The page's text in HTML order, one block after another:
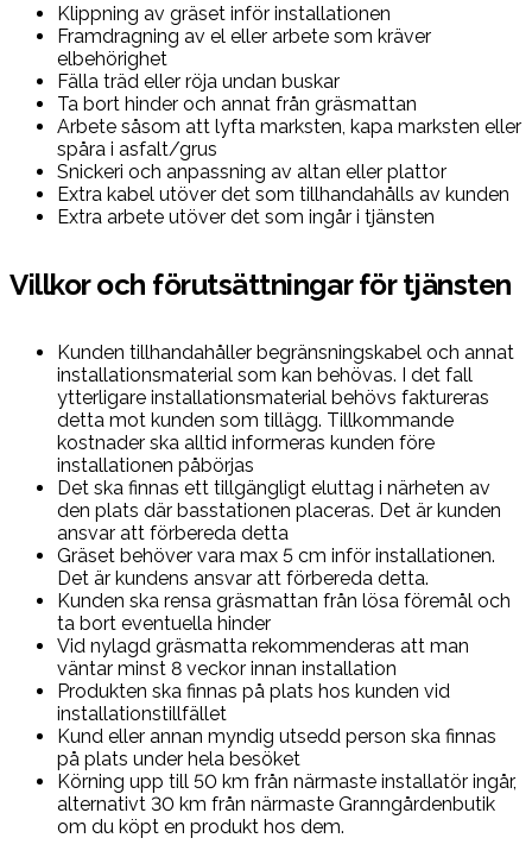
Klippning av gräset inför installationen
Framdragning av el eller arbete som kräver
elbehörighet
Fälla träd eller röja undan buskar
Ta bort hinder och annat från gräsmattan
Arbete såsom att lyfta marksten, kapa marksten eller
spåra i asfalt/grus
Snickeri och anpassning av altan eller plattor
Extra kabel utöver det som tillhandahålls av kunden
Extra arbete utöver det som ingår i tjänsten
Villkor och förutsättningar för tjänsten
Kunden tillhandahåller begränsningskabel och annat
installationsmaterial som kan behövas. I det fall
ytterligare installationsmaterial behövs faktureras
detta mot kunden som tillägg. Tillkommande
kostnader ska alltid informeras kunden före
installationen påbörjas
Det ska finnas ett tillgängligt eluttag i närheten av
den plats där basstationen placeras. Det är kunden
ansvar att förbereda detta
Gräset behöver vara max 5 cm inför installationen.
Det är kundens ansvar att förbereda detta.
Kunden ska rensa gräsmattan från lösa föremål och
ta bort eventuella hinder
Vid nylagd gräsmatta rekommenderas att man
väntar minst 8 veckor innan installation
Produkten ska finnas på plats hos kunden vid
installationstillfället
Kund eller annan myndig utsedd person ska finnas
på plats under hela besöket
Körning upp till 50 km från närmaste installatör ingår,
alternativt 30 km från närmaste Granngårdenbutik
om du köpt en produkt hos dem.